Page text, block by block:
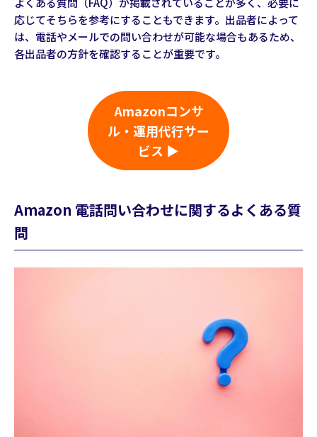
応じてそちらを参考にすることもできます。出品者によって
は、電話やメールでの問い合わせが可能な場合もあるため、
各出品者の方針を確認することが重要です。
Amazonコンサ
ル・運用代行サー
ビス ▶
Amazon 電話問い合わせに関するよくある質
問